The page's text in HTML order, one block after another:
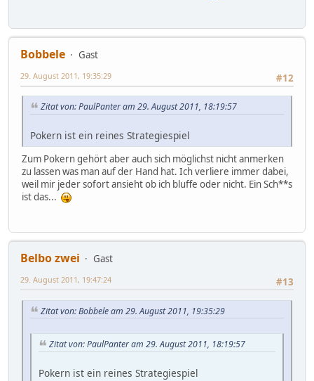
Bobbele
Gast
#12
29. August 2011, 19:35:29
Zitat von: PaulPanter am 29. August 2011, 18:19:57
Pokern ist ein reines Strategiespiel
Zum Pokern gehört aber auch sich möglichst nicht anmerken
zu lassen was man auf der Hand hat. Ich verliere immer dabei,
weil mir jeder sofort ansieht ob ich bluffe oder nicht. Ein Sch**s
ist das...
Belbo zwei
Gast
#13
29. August 2011, 19:47:24
Zitat von: Bobbele am 29. August 2011, 19:35:29
Zitat von: PaulPanter am 29. August 2011, 18:19:57
Pokern ist ein reines Strategiespiel